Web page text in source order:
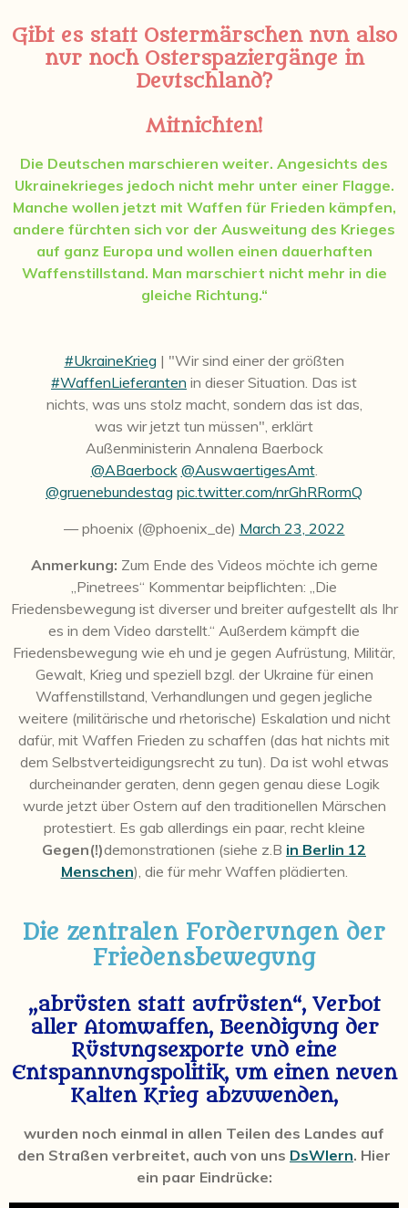
Gibt es statt Ostermärschen nun also
nur noch Osterspaziergänge in
Deutschland?
Mitnichten!
Die Deutschen marschieren weiter. Angesichts des
Ukrainekrieges jedoch nicht mehr unter einer Flagge.
Manche wollen jetzt mit Waffen für Frieden kämpfen,
andere fürchten sich vor der Ausweitung des Krieges
auf ganz Europa und wollen einen dauerhaften
Waffenstillstand. Man marschiert nicht mehr in die
gleiche Richtung.“
#UkraineKrieg | "Wir sind einer der größten
#WaffenLieferanten in dieser Situation. Das ist
nichts, was uns stolz macht, sondern das ist das,
was wir jetzt tun müssen", erklärt
Außenministerin Annalena Baerbock
@ABaerbock @AuswaertigesAmt.
@gruenebundestag pic.twitter.com/nrGhRRormQ
— phoenix (@phoenix_de) March 23, 2022
Anmerkung: Zum Ende des Videos möchte ich gerne
„Pinetrees“ Kommentar beipflichten: „Die
Friedensbewegung ist diverser und breiter aufgestellt als Ihr
es in dem Video darstellt.“ Außerdem kämpft die
Friedensbewegung wie eh und je gegen Aufrüstung, Militär,
Gewalt, Krieg und speziell bzgl. der Ukraine für einen
Waffenstillstand, Verhandlungen und gegen jegliche
weitere (militärische und rhetorische) Eskalation und nicht
dafür, mit Waffen Frieden zu schaffen (das hat nichts mit
dem Selbstverteidigungsrecht zu tun). Da ist wohl etwas
durcheinander geraten, denn gegen genau diese Logik
wurde jetzt über Ostern auf den traditionellen Märschen
protestiert. Es gab allerdings ein paar, recht kleine
Gegen(!)demonstrationen (siehe z.B in Berlin 12
Menschen), die für mehr Waffen plädierten.
Die zentralen Forderungen der
Friedensbewegung
„abrüsten statt aufrüsten“, Verbot
aller Atomwaffen, Beendigung der
Rüstungsexporte und eine
Entspannungspolitik, um einen neuen
Kalten Krieg abzuwenden,
wurden noch einmal in allen Teilen des Landes auf
den Straßen verbreitet, auch von uns DsWlern. Hier
ein paar Eindrücke: